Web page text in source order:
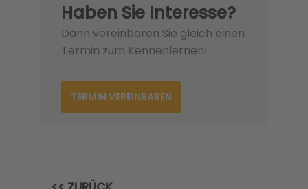
Haben Sie Interesse?
Dann vereinbaren Sie gleich einen
Termin zum Kennenlernen!
TERMIN VEREINBAREN